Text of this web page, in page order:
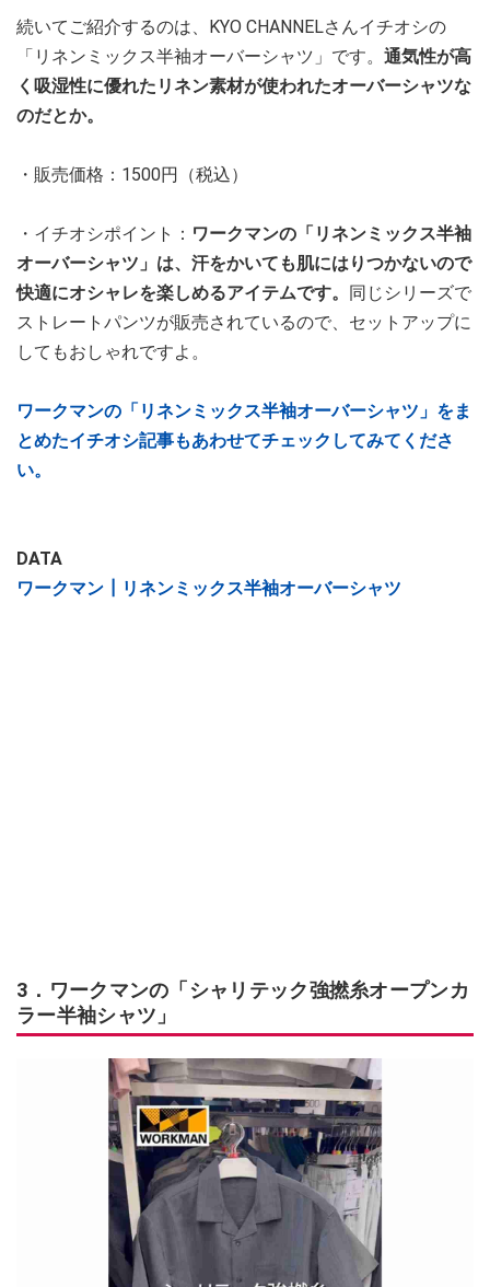
続いてご紹介するのは、KYO CHANNELさんイチオシの
「リネンミックス半袖オーバーシャツ」です。 通気性が高
く吸湿性に優れたリネン素材が使われたオーバーシャツな
のだとか。
・販売価格：1500円（税込）
・イチオシポイント： ワークマンの「リネンミックス半袖
オーバーシャツ」は、汗をかいても肌にはりつかないので
快適にオシャレを楽しめるアイテムです。 同じシリーズで
ストレートパンツが販売されているので、セットアップに
してもおしゃれですよ。
ワークマンの「リネンミックス半袖オーバーシャツ」をま
とめたイチオシ記事もあわせてチェックしてみてくださ
い。
DATA
ワークマン┃リネンミックス半袖オーバーシャツ
3．ワークマンの「シャリテック強撚糸オープンカ
ラー半袖シャツ」